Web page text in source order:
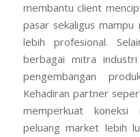
membantu client
pasar sekaligus
lebih profesional.
berbagai mitra
pengembangan
Kehadiran partner
memperkuat koneksi
peluang market lebih